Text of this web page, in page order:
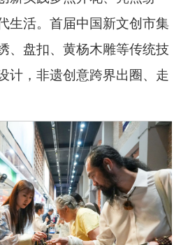
生活。首届中国新文创市集
、盘扣、黄杨木雕等传统技
计，非遗创意跨界出圈、走